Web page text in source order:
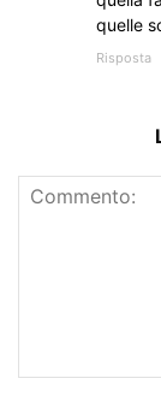
quelle
Risposta